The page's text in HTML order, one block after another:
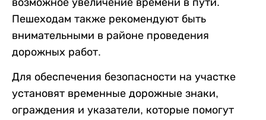
возможное увеличение времени в пути.
Пешеходам также рекомендуют быть
внимательными в районе проведения
дорожных работ.
Для обеспечения безопасности на участке
установят временные дорожные знаки,
ограждения и указатели, которые помогут